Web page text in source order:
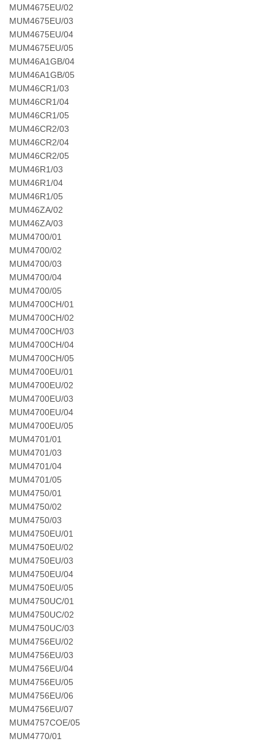
MUM4675EU/02
MUM4675EU/03
MUM4675EU/04
MUM4675EU/05
MUM46A1GB/04
MUM46A1GB/05
MUM46CR1/03
MUM46CR1/04
MUM46CR1/05
MUM46CR2/03
MUM46CR2/04
MUM46CR2/05
MUM46R1/03
MUM46R1/04
MUM46R1/05
MUM46ZA/02
MUM46ZA/03
MUM4700/01
MUM4700/02
MUM4700/03
MUM4700/04
MUM4700/05
MUM4700CH/01
MUM4700CH/02
MUM4700CH/03
MUM4700CH/04
MUM4700CH/05
MUM4700EU/01
MUM4700EU/02
MUM4700EU/03
MUM4700EU/04
MUM4700EU/05
MUM4701/01
MUM4701/03
MUM4701/04
MUM4701/05
MUM4750/01
MUM4750/02
MUM4750/03
MUM4750EU/01
MUM4750EU/02
MUM4750EU/03
MUM4750EU/04
MUM4750EU/05
MUM4750UC/01
MUM4750UC/02
MUM4750UC/03
MUM4756EU/02
MUM4756EU/03
MUM4756EU/04
MUM4756EU/05
MUM4756EU/06
MUM4756EU/07
MUM4757COE/05
MUM4770/01